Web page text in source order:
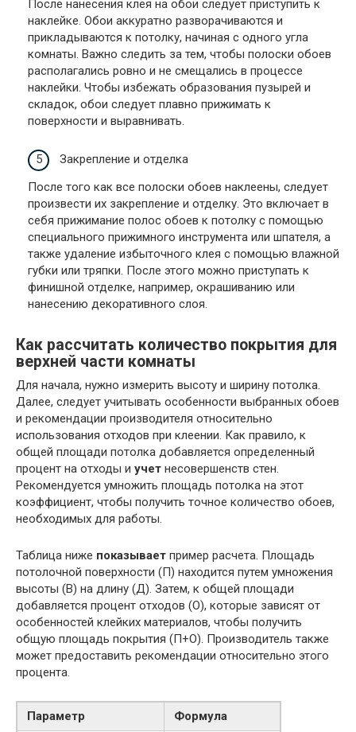
После нанесения клея на обои следует приступить к
наклейке. Обои аккуратно разворачиваются и
прикладываются к потолку, начиная с одного угла
комнаты. Важно следить за тем, чтобы полоски обоев
располагались ровно и не смещались в процессе
наклейки. Чтобы избежать образования пузырей и
складок, обои следует плавно прижимать к
поверхности и выравнивать.
Закрепление и отделка
После того как все полоски обоев наклеены, следует
произвести их закрепление и отделку. Это включает в
себя прижимание полос обоев к потолку с помощью
специального прижимного инструмента или шпателя, а
также удаление избыточного клея с помощью влажной
губки или тряпки. После этого можно приступать к
финишной отделке, например, окрашиванию или
нанесению декоративного слоя.
Как рассчитать количество покрытия для
верхней части комнаты
Для начала, нужно измерить высоту и ширину потолка.
Далее, следует учитывать особенности выбранных обоев
и рекомендации производителя относительно
использования отходов при клеении. Как правило, к
общей площади потолка добавляется определенный
процент на отходы и учет несовершенств стен.
Рекомендуется умножить площадь потолка на этот
коэффициент, чтобы получить точное количество обоев,
необходимых для работы.
Таблица ниже показывает пример расчета. Площадь
потолочной поверхности (П) находится путем умножения
высоты (В) на длину (Д). Затем, к общей площади
добавляется процент отходов (О), которые зависят от
особенностей клейких материалов, чтобы получить
общую площадь покрытия (П+О). Производитель также
может предоставить рекомендации относительно этого
процента.
Параметр
Формула